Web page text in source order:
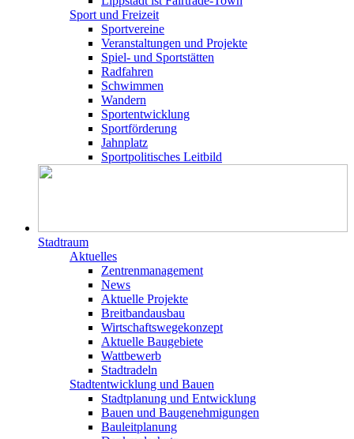
Sport und Freizeit
Sportvereine
Veranstaltungen und Projekte
Spiel- und Sportstätten
Radfahren
Schwimmen
Wandern
Sportentwicklung
Sportförderung
Jahnplatz
Sportpolitisches Leitbild
Stadtraum
Aktuelles
Zentrenmanagement
News
Aktuelle Projekte
Breitbandausbau
Wirtschaftswegekonzept
Aktuelle Baugebiete
Wattbewerb
Stadtradeln
Stadtentwicklung und Bauen
Stadtplanung und Entwicklung
Bauen und Baugenehmigungen
Bauleitplanung